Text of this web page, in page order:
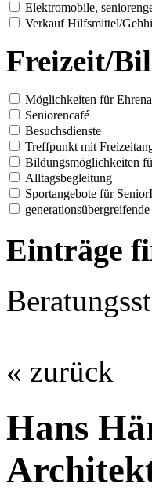
Elektromobile,
Verkauf Hilfsmittel/
Freizeit/
Möglichkeiten für
Seniorencafé
Besuchsdienste
Treffpunkt mit
Bildungsmöglichkeiten
Alltagsbegleitung
Sportangebote für
Einträge
« zurück
Hans